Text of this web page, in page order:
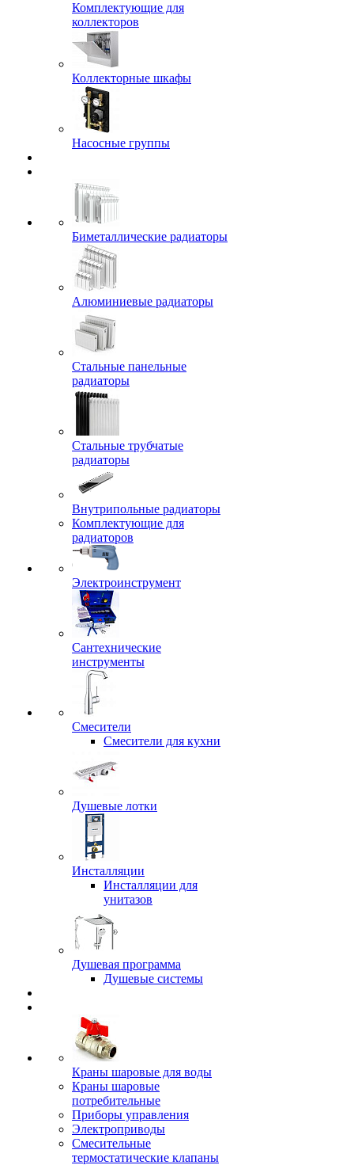
Комплектующие для
коллекторов
Коллекторные шкафы
Насосные группы
Биметаллические радиаторы
Алюминиевые радиаторы
Стальные панельные
радиаторы
Стальные трубчатые
радиаторы
Внутрипольные радиаторы
Комплектующие для
радиаторов
Электроинструмент
Сантехнические
инструменты
Смесители
Смесители для кухни
Душевые лотки
Инсталляции
Инсталляции для
унитазов
Душевая программа
Душевые системы
Краны шаровые для воды
Краны шаровые
потребительные
Приборы управления
Электроприводы
Смесительные
термостатические клапаны